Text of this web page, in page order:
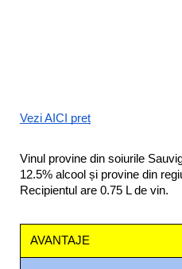
Vezi AICI preț
Vinul provine din soiurile
12.5% alcool și provine din
Recipientul are 0.75 L de vin.
AVANTAJE